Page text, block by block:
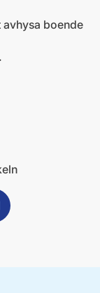
boende
Mail